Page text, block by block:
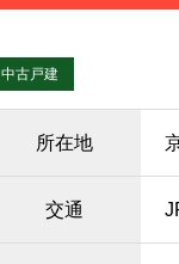
中古戸建
所在地
交通